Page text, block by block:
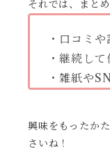
それでは、まと
・口コミ
・継続し
・雑紙や
興味をもったか
さいね！